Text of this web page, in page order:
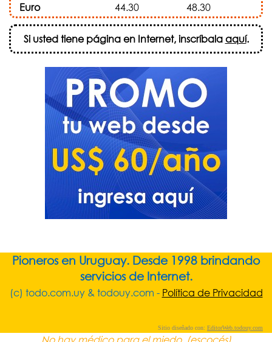
Euro
44.30 48.30
Si usted tiene página en Internet, inscríbalaaquí.
Pioneros en Uruguay. Desde 1998 brindando
servicios de Internet.
(c) todo.com.uy & todouy.com - Política de Privacidad
Sitio diseñado con: EditorWeb.todouy.com
No hay médico para el miedo. (escocés)